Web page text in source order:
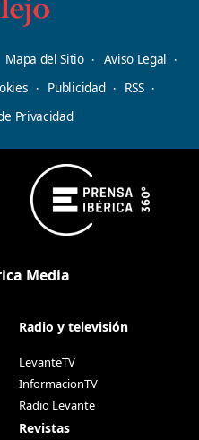
Mapa del Sitio
Aviso Legal
Publicidad
RSS
Privacidad
Media
Radio y televisión
LevanteTV
InformacionTV
Radio Levante
Revistas